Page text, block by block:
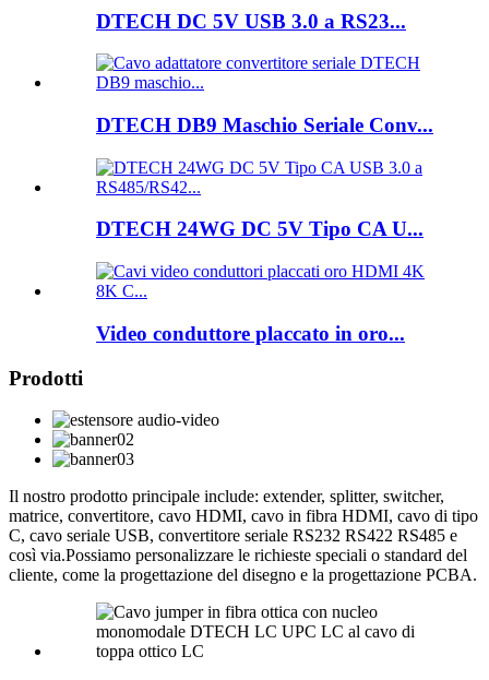
DTECH DC 5V USB 3.0 a RS23...
DTECH DB9 Maschio Seriale Conv...
DTECH 24WG DC 5V Tipo CA U...
Video conduttore placcato in oro...
Prodotti
Il nostro prodotto principale include: extender, splitter, switcher,
matrice, convertitore, cavo HDMI, cavo in fibra HDMI, cavo di tipo
C, cavo seriale USB, convertitore seriale RS232 RS422 RS485 e
così via.Possiamo personalizzare le richieste speciali o standard del
cliente, come la progettazione del disegno e la progettazione PCBA.